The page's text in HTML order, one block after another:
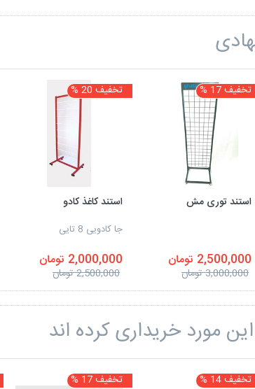
تخفیف 17 %
استند توری مش
2,500,000 تومان
3,000,000 تومان
تخفیف 20 %
استند کاغذ کادو
جا کادویی 8 تایی
2,000,000 تومان
2,500,000 تومان
مورد خریداری کرده اند
تخفیف 14 % تخفیف 17 %